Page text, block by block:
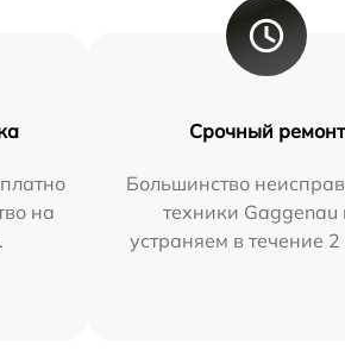
на
Срочный ремонт
Большинство
техники
устраняем в течение 2